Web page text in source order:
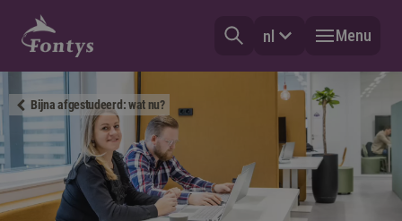
nl Menu
Bijna afgestudeerd: wat nu?